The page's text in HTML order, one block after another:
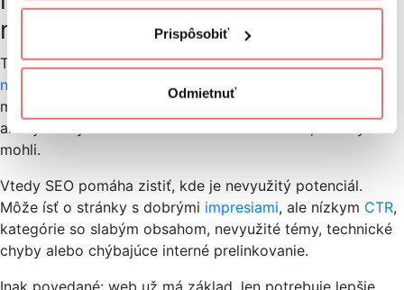
Prispôsobiť
Odmietnuť
mohol viac
Toto je veľmi častý prípad. Web máorganickú
návštevnosť
, niektoré stránky sa zobrazujú v Googli,
možno už prichádzajú aj dopyty alebo objednávky,
ale výsledky nie sú stabilné alebo nerastú tak, ako by
mohli.
Vtedy SEO pomáha zistiť, kde je nevyužitý potenciál.
Môže ísť o stránky s dobrými impresiami, ale nízkym CTR,
kategórie so slabým obsahom, nevyužité témy, technické
chyby alebo chýbajúce interné prelinkovanie.
Inak povedané: web už má základ, len potrebuje lepšie